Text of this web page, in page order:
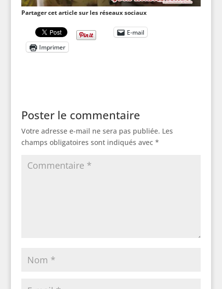
Partager cet article sur les réseaux sociaux
E-mail
Imprimer
Poster le commentaire
Votre adresse e-mail ne sera pas publiée. Les
champs obligatoires sont indiqués avec *